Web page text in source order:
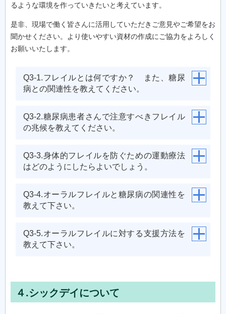
るような環境を作っていきたいと考えています。
是非、現場で働く皆さんに活用していただきご意見やご希望をお
聞かせください。より使いやすい資材の作成にご協力をよろしく
お願いいたします。
Q3-1.フレイルとは何ですか？ また、糖尿
病との関連性を教えてください。
Q3-2.糖尿病患者さんで注意すべきフレイル
の兆候を教えてください。
Q3-3.身体的フレイルを防ぐための運動療法
はどのようにしたらよいでしょう。
Q3-4.オーラルフレイルと糖尿病の関連性を
教えて下さい。
Q3-5.オーラルフレイルに対する支援方法を
教えて下さい。
４.シックデイについて